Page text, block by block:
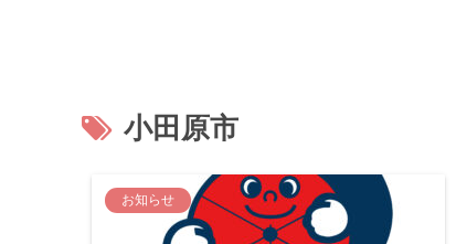
小田原市
お知らせ